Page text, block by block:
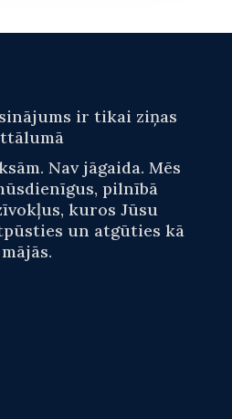
ir tikai ziņas
Nav jāgaida. Mēs
pilnībā
kuros Jūsu
un atgūties kā
mājās.